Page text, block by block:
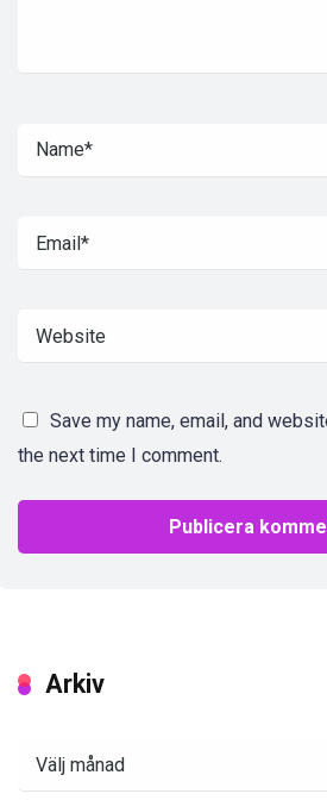
Save my name, email, and
the next time I comment.
Arkiv